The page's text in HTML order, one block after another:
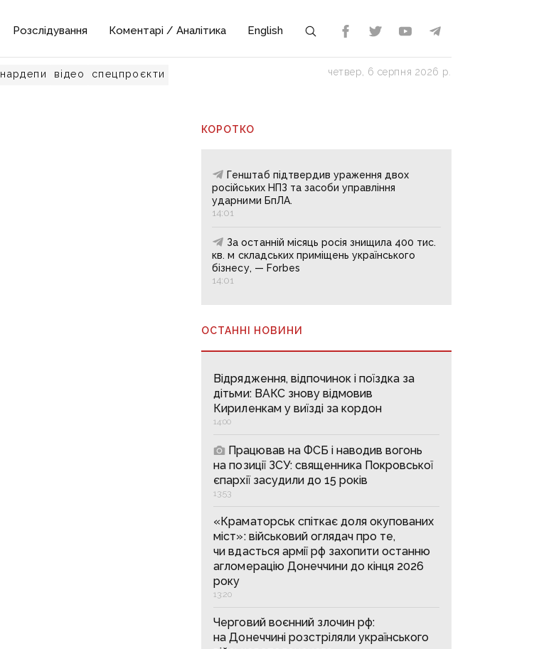
Розслідування Коментарі / Аналітика English
нардепи відео спецпроєкти четвер, 6 серпня 2026 р.
КОРОТКО
Генштаб підтвердив ураження двох
російських НПЗ та засоби управління
ударними БпЛА.
14:01
За останній місяць росія знищила 400 тис.
кв. м складських приміщень українського
бізнесу, — Forbes
14:01
ОСТАННІ НОВИНИ
Відрядження, відпочинок і поїздка за
дітьми: ВАКС знову відмовив
Кириленкам у виїзді за кордон
14:00
Працював на ФСБ і наводив вогонь
на позиції ЗСУ: священника Покровської
єпархії засудили до 15 років
13:53
«Краматорськ спіткає доля окупованих
міст»: військовий оглядач про те,
чи вдасться армії рф захопити останню
агломерацію Донеччини до кінця 2026
року
13:20
Черговий воєнний злочин рф:
на Донеччині розстріляли українського